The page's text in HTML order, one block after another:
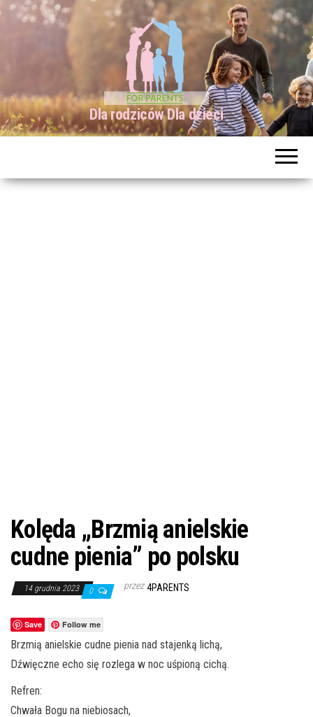
Dla rodziców Dla dzieci
Kolęda „Brzmią anielskie
cudne pienia” po polsku
14 grudnia 2023 0 przez 4PARENTS
Save Follow me
Brzmią anielskie cudne pienia nad stajenką lichą,
Dźwięczne echo się rozlega w noc uśpioną cichą.
Refren:
Chwała Bogu na niebiosach,